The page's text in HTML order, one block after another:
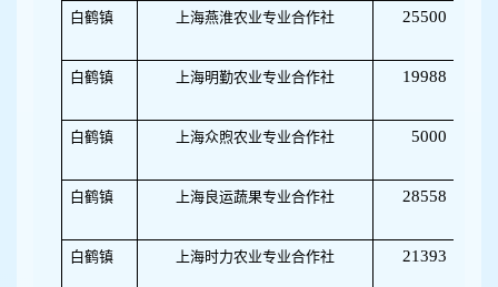
白鹤镇 上海燕淮农业专业合作社 25500
白鹤镇 上海明勤农业专业合作社 19988
白鹤镇 上海众煦农业专业合作社 5000
白鹤镇 上海良运蔬果专业合作社 28558
白鹤镇 上海时力农业专业合作社 21393